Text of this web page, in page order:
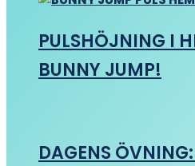
PULSHÖJNING I
BUNNY JUMP!
DAGENS